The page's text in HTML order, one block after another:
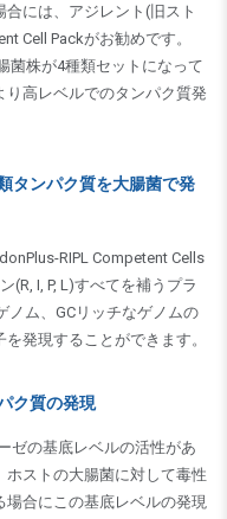
には、アジレント(旧スト
Cell Packがお勧めです。
菌株が4種類セットになって
高レベルでのタンパク質発
タンパク質を大腸菌で発
RIPL Competent Cells
(R, I, P, L)すべてを補うプラ
ノム、GCリッチなゲノムの
発現することができます。
ク質の発現
ゼの基底レベルの活性があ
ストの大腸菌に対して毒性
合にこの基底レベルの発現